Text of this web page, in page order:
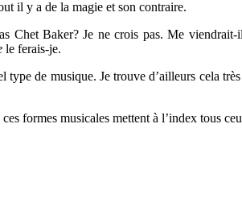
il y a de la magie et son contraire.
Chet Baker? Je ne crois pas. Me
le ferais-je.
type de musique. Je trouve d’ailleurs cela
formes musicales mettent à l’index tous